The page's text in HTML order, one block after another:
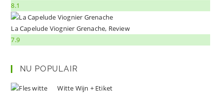
8.1
La Capelude Viognier Grenache, Review
7.9
NU POPULAIR
Witte Wijn + Etiket